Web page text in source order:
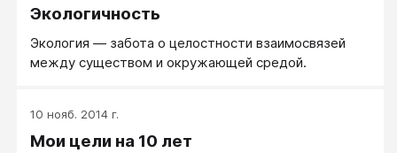
Экологичность
Экология ― забота о целостности взаимосвязей
между существом и окружающей средой.
10 нояб. 2014 г.
Мои цели на 10 лет